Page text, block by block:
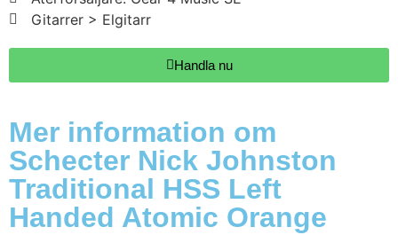
Gitarrer > Elgitarr
Handla nu
Mer information om
Schecter Nick Johnston
Traditional HSS Left
Handed Atomic Orange